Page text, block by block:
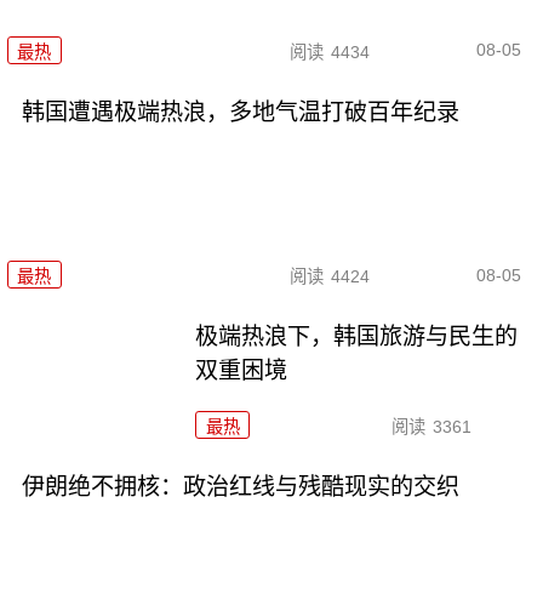
最热 阅读 4434 08-05
韩国遭遇极端热浪，多地气温打破百年纪录
最热 阅读 4424 08-05
极端热浪下，韩国旅游与民生的
双重困境
最热 阅读 3361
伊朗绝不拥核：政治红线与残酷现实的交织